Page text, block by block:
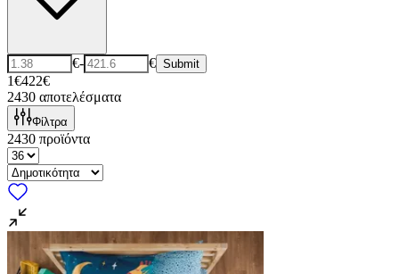
€- € Submit
1€422€
2430 αποτελέσματα
Φίλτρα
2430 προϊόντα